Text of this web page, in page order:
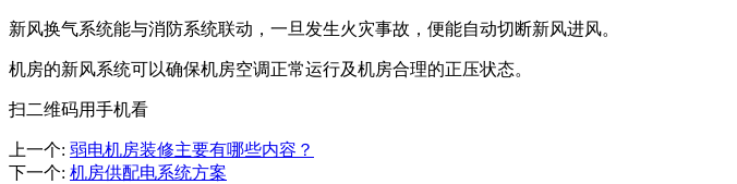
新风换气系统能与消防系统联动，一旦发生火灾事故，便能自动切断新风进风。
机房的新风系统可以确保机房空调正常运行及机房合理的正压状态。
扫二维码用手机看
上一个: 弱电机房装修主要有哪些内容？
下一个: 机房供配电系统方案